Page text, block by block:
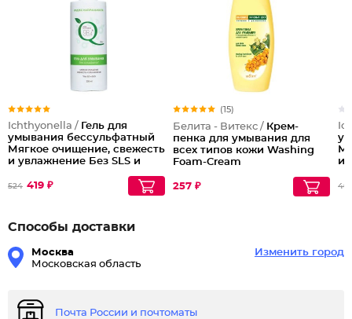
Ichthyonella / Гель для
умывания бессульфатный
Мягкое очищение, свежесть
и увлажнение Без SLS и
524 419 ₽
(15)
Белита - Витекс / Крем-
пенка для умывания для
всех типов кожи Washing
Foam-Cream
257 ₽
и
Способы доставки
Москва
Московская область
Изменить город
Почта России и почтоматы